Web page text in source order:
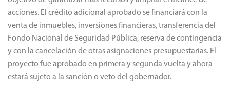
acciones. El crédito adicional aprobado se financiará con la
venta de inmuebles, inversiones financieras, transferencia del
Fondo Nacional de Seguridad Pública, reserva de contingencia
y con la cancelación de otras asignaciones presupuestarias. El
proyecto fue aprobado en primera y segunda vuelta y ahora
estará sujeto a la sanción o veto del gobernador.